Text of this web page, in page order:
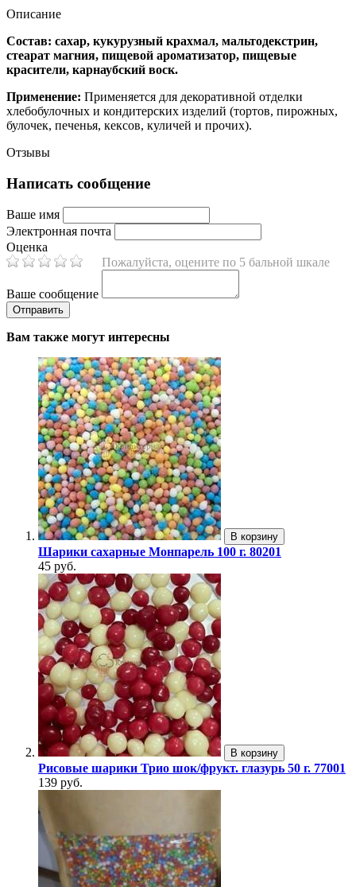
Описание
Состав: сахар, кукурузный крахмал, мальтодекстрин,
стеарат магния, пищевой ароматизатор, пищевые
красители, карнаубский воск.
Применение: Применяется для декоративной отделки
хлебобулочных и кондитерских изделий (тортов, пирожных,
булочек, печенья, кексов, куличей и прочих).
Отзывы
Написать сообщение
Ваше имя
Электронная почта
Оценка
Пожалуйста, оцените по 5 бальной шкале
Ваше сообщение
Вам также могут интересны
В корзину
Шарики сахарные Монпарель 100 г. 80201
45 руб.
В корзину
Рисовые шарики Трио шок/фрукт. глазурь 50 г. 77001
139 руб.